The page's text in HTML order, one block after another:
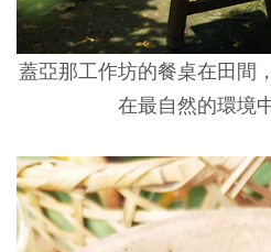
蓋亞那工作坊的餐桌在田間
在最自然的環境